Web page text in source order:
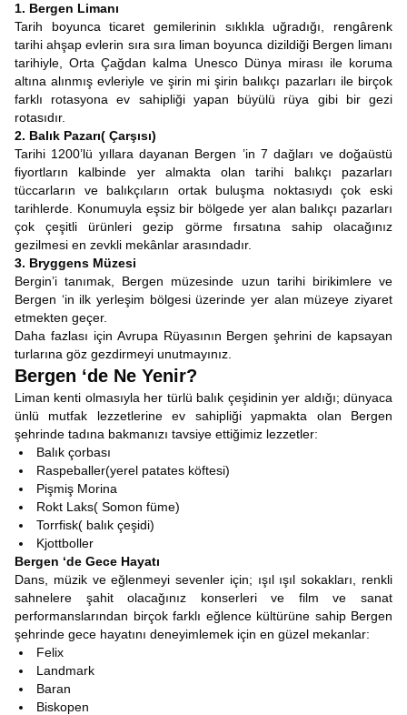
1. Bergen Limanı
Tarih boyunca ticaret gemilerinin sıklıkla uğradığı, rengârenk
tarihi ahşap evlerin sıra sıra liman boyunca dizildiği Bergen limanı
tarihiyle, Orta Çağdan kalma Unesco Dünya mirası ile koruma
altına alınmış evleriyle ve şirin mi şirin balıkçı pazarları ile birçok
farklı rotasyona ev sahipliği yapan büyülü rüya gibi bir gezi
rotasıdır.
2. Balık Pazarı( Çarşısı)
Tarihi 1200’lü yıllara dayanan Bergen ’in 7 dağları ve doğaüstü
fiyortların kalbinde yer almakta olan tarihi balıkçı pazarları
tüccarların ve balıkçıların ortak buluşma noktasıydı çok eski
tarihlerde. Konumuyla eşsiz bir bölgede yer alan balıkçı pazarları
çok çeşitli ürünleri gezip görme fırsatına sahip olacağınız
gezilmesi en zevkli mekânlar arasındadır.
3. Bryggens Müzesi
Bergin’i tanımak, Bergen müzesinde uzun tarihi birikimlere ve
Bergen ‘in ilk yerleşim bölgesi üzerinde yer alan müzeye ziyaret
etmekten geçer.
Daha fazlası için Avrupa Rüyasının Bergen şehrini de kapsayan
turlarına göz gezdirmeyi unutmayınız.
Bergen ‘de Ne Yenir?
Liman kenti olmasıyla her türlü balık çeşidinin yer aldığı; dünyaca
ünlü mutfak lezzetlerine ev sahipliği yapmakta olan Bergen
şehrinde tadına bakmanızı tavsiye ettiğimiz lezzetler:
Balık çorbası
Raspeballer(yerel patates köftesi)
Pişmiş Morina
Rokt Laks( Somon füme)
Torrfisk( balık çeşidi)
Kjottboller
Bergen ‘de Gece Hayatı
Dans, müzik ve eğlenmeyi sevenler için; ışıl ışıl sokakları, renkli
sahnelere şahit olacağınız konserleri ve film ve sanat
performanslarından birçok farklı eğlence kültürüne sahip Bergen
şehrinde gece hayatını deneyimlemek için en güzel mekanlar:
Felix
Landmark
Baran
Biskopen